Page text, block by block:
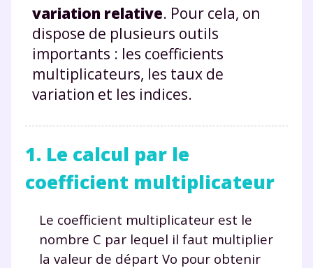
variation relative. Pour cela, on
dispose de plusieurs outils
importants : les coefficients
multiplicateurs, les taux de
variation et les indices.
1. Le calcul par le
coefficient multiplicateur
Le coefficient multiplicateur est le
nombre C par lequel il faut multiplier
la valeur de départ Vo pour obtenir